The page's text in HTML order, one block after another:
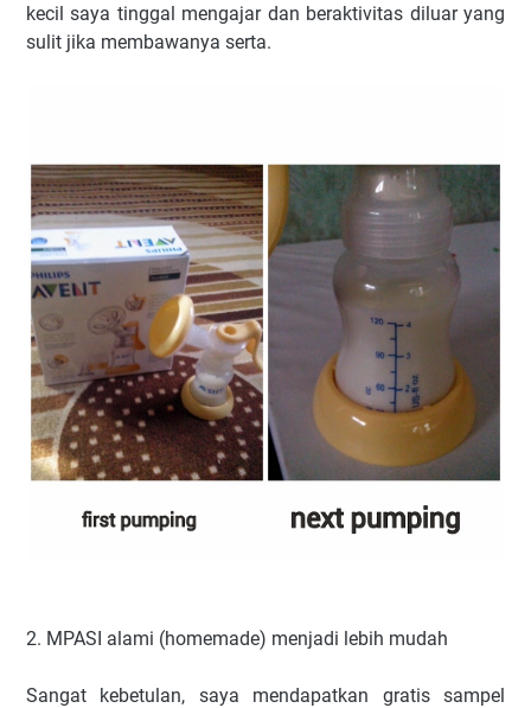
kecil saya tinggal mengajar dan beraktivitas diluar yang
sulit jika membawanya serta.
2. MPASI alami (homemade) menjadi lebih mudah
Sangat kebetulan, saya mendapatkan gratis sampel